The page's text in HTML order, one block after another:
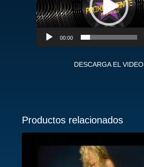
00:00
DESCARGA EL VIDEO
Productos relacionados